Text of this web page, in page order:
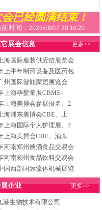
会已经圆满结束！
前时间： 2026/08/07 20:16:20
展会信息 更多>>
海国际服装供应链展览会
上半年制药设备及医药包
州国际智能家居展览会
上海孕婴童展CBME-
上海美博会参展报名、2
海浦东美博会CBE、上
上海国际个人护理展、2
上海美博会CBE、浦东
河南郑州糖酒食品交易会
河南郑州食品饮料交易会
国西部国际流体机械展览
企业 更多>>
港生物技术有限公司